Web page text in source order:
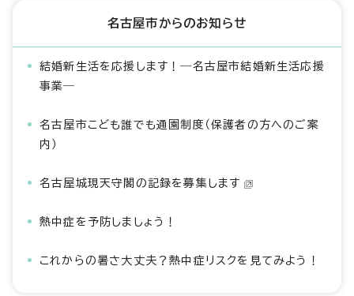
名古屋市からのお知らせ
結婚新生活を応援します！―名古屋市結婚新生活応援
事業―
名古屋市こども誰でも通園制度（保護者の方へのご案
内）
名古屋城現天守閣の記録を募集します
熱中症を予防しましょう！
これからの暑さ大丈夫？熱中症リスクを見てみよう！